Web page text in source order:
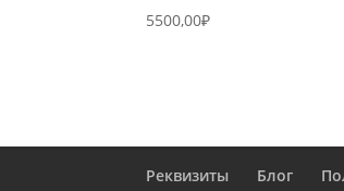
5500,00₽
Реквизиты Блог